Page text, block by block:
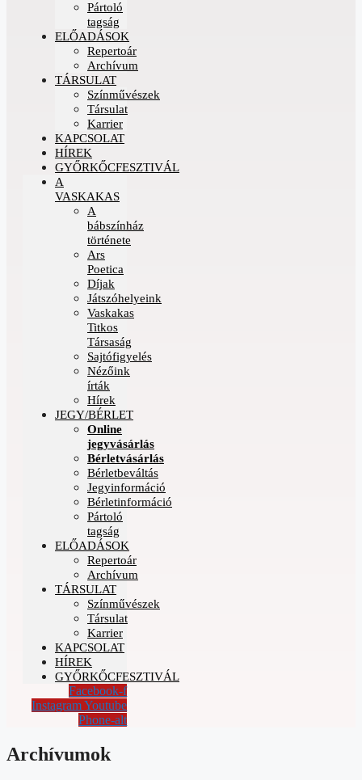
Pártoló
tagság
ELŐADÁSOK
Repertoár
Archívum
TÁRSULAT
Színművészek
Társulat
Karrier
KAPCSOLAT
HÍREK
GYŐRKŐCFESZTIVÁL
A
VASKAKAS
A
bábszínház
története
Ars
Poetica
Díjak
Játszóhelyeink
Vaskakas
Titkos
Társaság
Sajtófigyelés
Nézőink
írták
Hírek
JEGY/BÉRLET
Online
jegyvásárlás
Bérletvásárlás
Bérletbeváltás
Jegyinformáció
Bérletinformáció
Pártoló
tagság
ELŐADÁSOK
Repertoár
Archívum
TÁRSULAT
Színművészek
Társulat
Karrier
KAPCSOLAT
HÍREK
GYŐRKŐCFESZTIVÁL
Facebook-f
InstagramYoutube
Phone-alt
Archívumok